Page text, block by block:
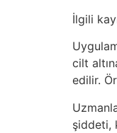
İlgili
cilt
edilir.
şiddeti,